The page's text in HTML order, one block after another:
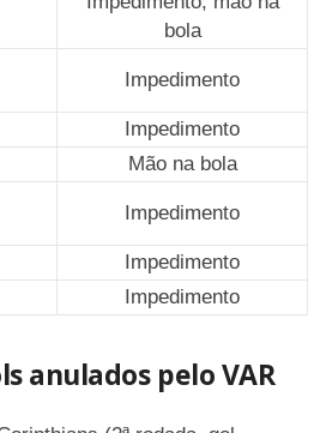
bola
Impedimento
Impedimento
Mão na bola
Impedimento
Impedimento
Impedimento
anulados pelo VAR